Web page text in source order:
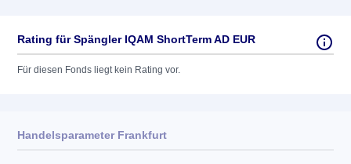
Rating für Spängler IQAM ShortTerm AD EUR
Für diesen Fonds liegt kein Rating vor.
Handelsparameter Frankfurt